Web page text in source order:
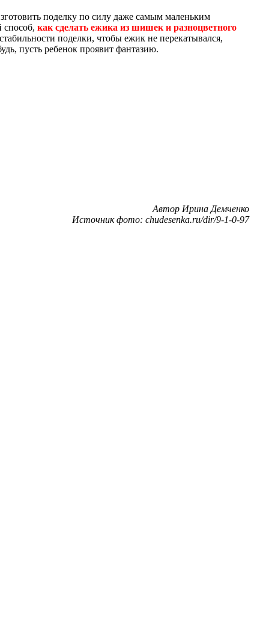
поделку по силу даже самым маленьким
способ, как сделать ежика из шишек и разноцветного
поделки, чтобы ежик не перекатывался,
пусть ребенок проявит фантазию.
Автор Ирина Демченко
Источник фото: chudesenka.ru/dir/9-1-0-97